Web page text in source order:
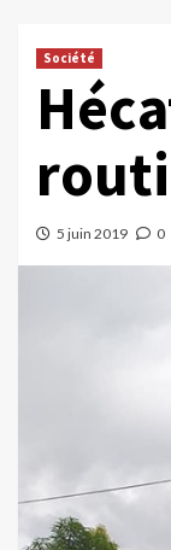
Société
5 juin 2019 0